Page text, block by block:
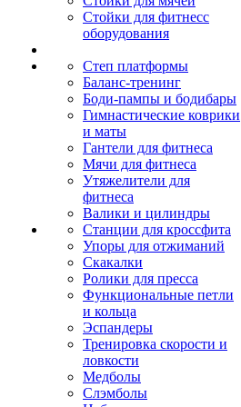
Стойки для фитнесс
оборудования
Степ платформы
Баланс-тренинг
Боди-пампы и бодибары
Гимнастические коврики
и маты
Гантели для фитнеса
Мячи для фитнеса
Утяжелители для
фитнеса
Валики и цилиндры
Станции для кроссфита
Упоры для отжиманий
Скакалки
Ролики для пресса
Функциональные петли
и кольца
Эспандеры
Тренировка скорости и
ловкости
Медболы
Слэмболы